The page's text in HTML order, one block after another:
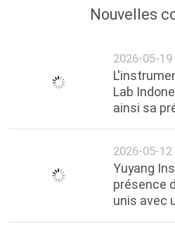
Nouvelles
2026-05-19
Lab
ainsi sa
2026-05-12
Yuyang
présence
unis avec